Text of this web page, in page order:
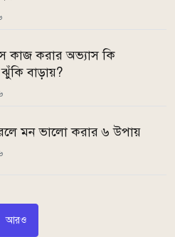
কাজ করার অভ্যাস কি
বাড়ায়?
মন ভালো করার ৬ উপায়
আরও